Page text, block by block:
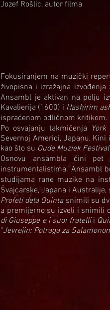
Jozef Rošlic, autor filma
Fokusiranjem na muzički
živopisna i izražajna
Ansambl je aktivan na polju
Kavalierija (1600) i Hashirim
ispraćenom odličnom kritikom.
Po osvajanju takmičenja
Severnoj Americi, Japanu,
kao što su Oude Muziek Festival
Osnovu ansambla čini
instrumentalistima. Ansambl
studijama rane muzike na
Švajcarske, Japana i
Profeti dela Quintasnimili su
a premijerno su izveli i snimili
di Giuseppe e i suoi fratellii
"Jevrejin: Potraga za